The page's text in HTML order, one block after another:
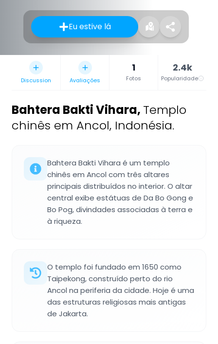
Eu estive lá
Discussion Avaliações
1
Fotos
2.4k
Popularidade
Bahtera Bakti Vihara, Templo
chinês em Ancol, Indonésia.
Bahtera Bakti Vihara é um templo
chinês em Ancol com três altares
principais distribuídos no interior. O altar
central exibe estátuas de Da Bo Gong e
Bo Pog, divindades associadas à terra e
à riqueza.
O templo foi fundado em 1650 como
Taipekong, construído perto do rio
Ancol na periferia da cidade. Hoje é uma
das estruturas religiosas mais antigas
de Jakarta.